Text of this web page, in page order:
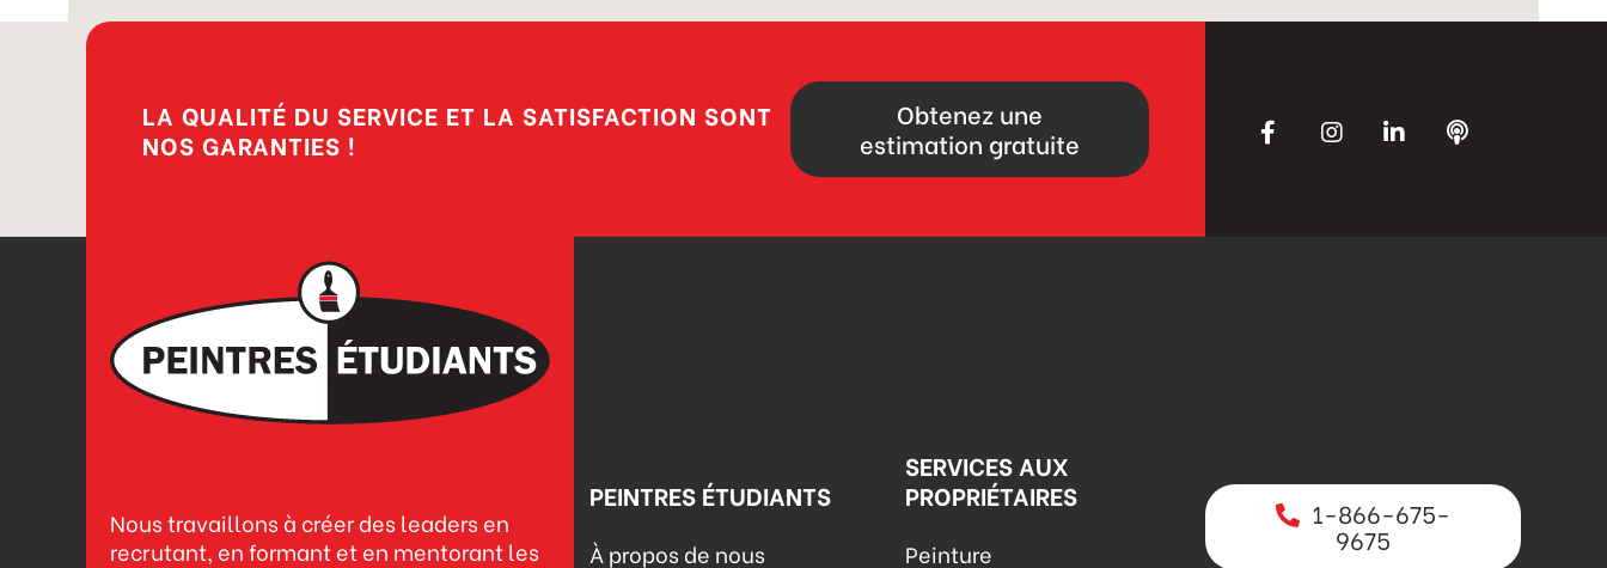
LA QUALITÉ DU SERVICE ET LA SATISFACTION SONT
NOS GARANTIES !
Obtenez une
estimation gratuite
Nous travaillons à créer des leaders en
recrutant, en formant et en mentorant les
PEINTRES ÉTUDIANTS
À propos de nous
SERVICES AUX
PROPRIÉTAIRES
Peinture
1-866-675-
9675